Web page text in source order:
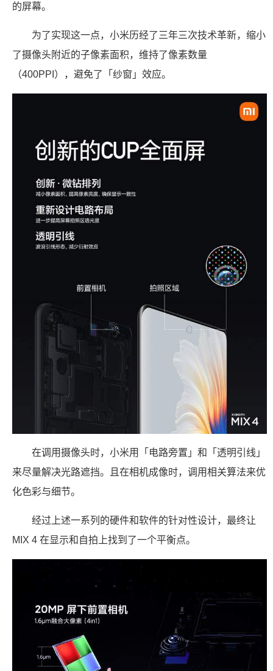
的屏幕。
为了实现这一点，小米历经了三年三次技术革新，缩小
了摄像头附近的子像素面积，维持了像素数量
（400PPI），避免了「纱窗」效应。
在调用摄像头时，小米用「电路旁置」和「透明引线」
来尽量解决光路遮挡。且在相机成像时，调用相关算法来优
化色彩与细节。
经过上述一系列的硬件和软件的针对性设计，最终让
MIX 4 在显示和自拍上找到了一个平衡点。